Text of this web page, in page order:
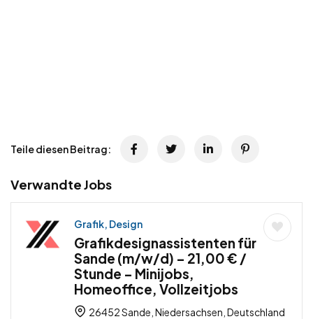
Teile diesen Beitrag:
Verwandte Jobs
Grafik, Design
Grafikdesignassistenten für
Sande (m/w/d) – 21,00 € /
Stunde – Minijobs,
Homeoffice, Vollzeitjobs
26452 Sande, Niedersachsen, Deutschland